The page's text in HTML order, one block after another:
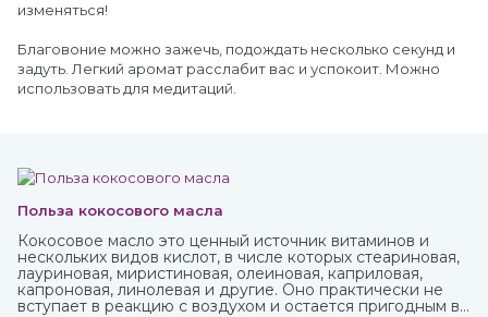
изменяться!
Благовоние можно зажечь, подождать несколько секунд и
задуть. Легкий аромат расслабит вас и успокоит. Можно
использовать для медитаций.
Польза кокосового масла
Кокосовое масло это ценный источник витаминов и
нескольких видов кислот, в числе которых стеариновая,
лауриновая, миристиновая, олеиновая, каприловая,
капроновая, линолевая и другие. Оно практически не
вступает в реакцию с воздухом и остается пригодным в